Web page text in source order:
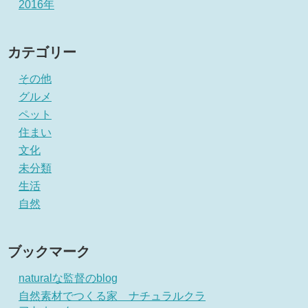
2016年
カテゴリー
その他
グルメ
ペット
住まい
文化
未分類
生活
自然
ブックマーク
naturalな監督のblog
自然素材でつくる家 ナチュラルクラ